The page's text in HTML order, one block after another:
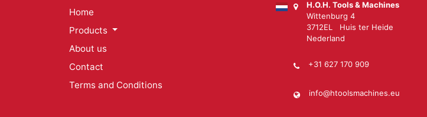
Home
Products
About us
Contact
Terms and Conditions
H.O.H. Tools & Machines
Wittenburg 4
3712EL Huis ter Heide
Nederland
+31 627 170 909
info@htoolsmachines.eu